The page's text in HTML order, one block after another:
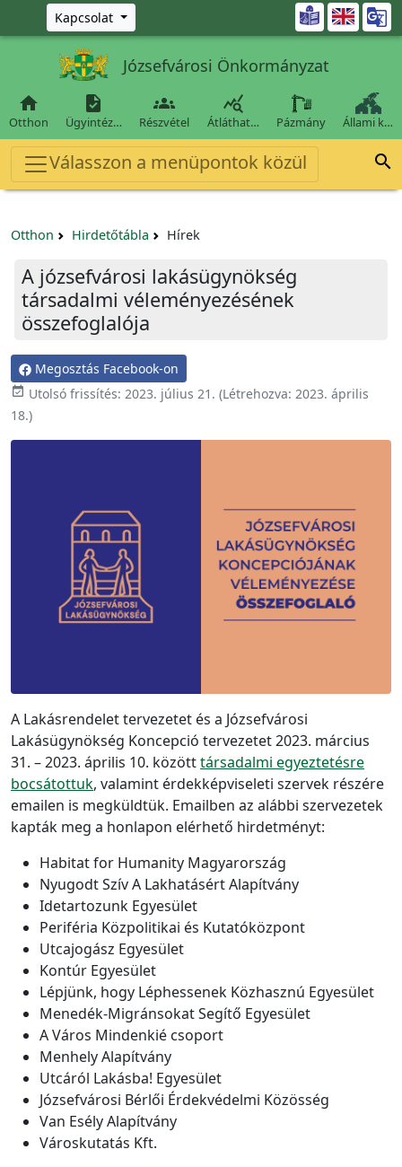
Ugrás a fő tartalomra
Kapcsolat 
Józsefvárosi Önkormányzat

Otthon

Ügyintéz…

Részvétel

Átláthat… Pázmány Állami k…
Válasszon a menüpontok közül 
Otthon Hirdetőtábla Hírek
A józsefvárosi lakásügynökség
társadalmi véleményezésének
összefoglalója
Megosztás Facebook-on
 Utolsó frissítés: 2023. július 21. (Létrehozva: 2023. április
18.)
A Lakásrendelet tervezetet és a Józsefvárosi
Lakásügynökség Koncepció tervezetet 2023. március
31. – 2023. április 10. közötttársadalmi egyeztetésre
bocsátottuk, valamint érdekképviseleti szervek részére
emailen is megküldtük. Emailben az alábbi szervezetek
kapták meg a honlapon elérhető hirdetményt:
Habitat for Humanity Magyarország
Nyugodt Szív A Lakhatásért Alapítvány
Idetartozunk Egyesület
Periféria Közpolitikai és Kutatóközpont
Utcajogász Egyesület
Kontúr Egyesület
Lépjünk, hogy Léphessenek Közhasznú Egyesület
Menedék-Migránsokat Segítő Egyesület
A Város Mindenkié csoport
Menhely Alapítvány
Utcáról Lakásba! Egyesület
Józsefvárosi Bérlői Érdekvédelmi Közösség
Van Esély Alapítvány
Városkutatás Kft.